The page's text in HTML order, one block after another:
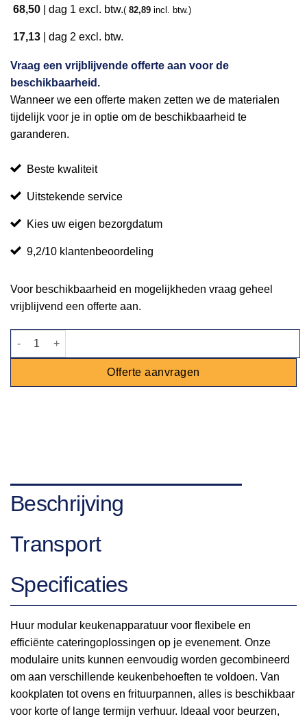
68,50 dag 1 excl. btw.( 82,89 incl. btw.)
17,13 dag 2 excl. btw.
Vraag een vrijblijvende offerte aan voor de
beschikbaarheid.
Wanneer we een offerte maken zetten we de materialen
tijdelijk voor je in optie om de beschikbaarheid te
garanderen.
Beste kwaliteit
Uitstekende service
Kies uw eigen bezorgdatum
9,2/10 klantenbeoordeling
Voor beschikbaarheid en mogelijkheden vraag geheel
vrijblijvend een offerte aan.
Bain marie 2xGN Modulair 70cm aantal
Offerte aanvragen
Beschrijving
Transport
Specificaties
Huur modular keukenapparatuur voor flexibele en
efficiënte cateringoplossingen op je evenement. Onze
modulaire units kunnen eenvoudig worden gecombineerd
om aan verschillende keukenbehoeften te voldoen. Van
kookplaten tot ovens en frituurpannen, alles is beschikbaar
voor korte of lange termijn verhuur. Ideaal voor beurzen,